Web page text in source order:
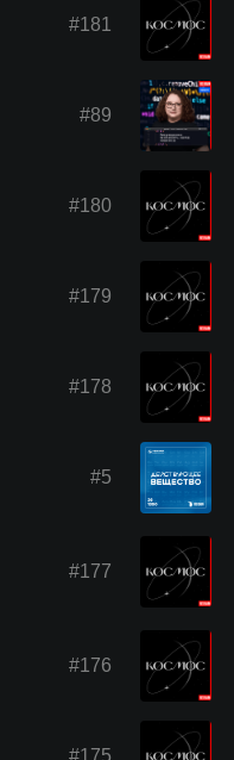
#181
#89
#180
#179
#178
#5
#177
#176